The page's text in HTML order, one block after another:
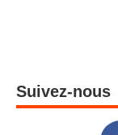
Suivez-nous